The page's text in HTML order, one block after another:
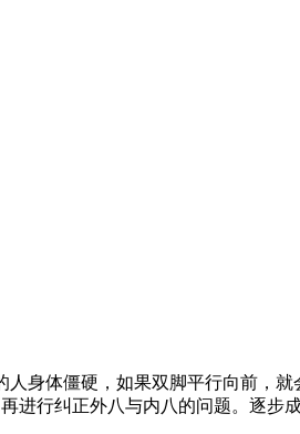
身体僵硬，如果双脚平行向前，就
行纠正外八与内八的问题。逐步成